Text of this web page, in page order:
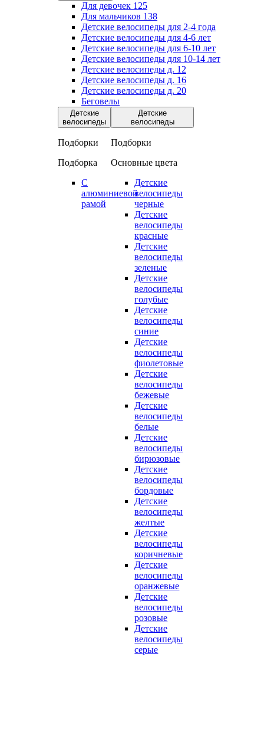
Для девочек 125
Для мальчиков 138
Детские велосипеды для 2-4 года
Детские велосипеды для 4-6 лет
Детские велосипеды для 6-10 лет
Детские велосипеды для 10-14 лет
Детские велосипеды д. 12
Детские велосипеды д. 16
Детские велосипеды д. 20
Беговелы
Детские
велосипеды
Подборки
Подборка
С
алюминиевой
рамой
Детские
велосипеды
Подборки
Основные цвета
Детские
велосипеды
черные
Детские
велосипеды
красные
Детские
велосипеды
зеленые
Детские
велосипеды
голубые
Детские
велосипеды
синие
Детские
велосипеды
фиолетовые
Детские
велосипеды
бежевые
Детские
велосипеды
белые
Детские
велосипеды
бирюзовые
Детские
велосипеды
бордовые
Детские
велосипеды
желтые
Детские
велосипеды
коричневые
Детские
велосипеды
оранжевые
Детские
велосипеды
розовые
Детские
велосипеды
серые